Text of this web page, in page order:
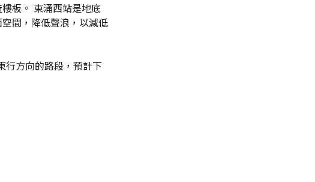
板。 東涌西站是地底
間，降低聲浪，以減低
行方向的路段，預計下